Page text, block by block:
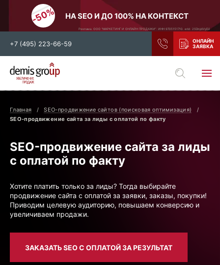
НА SEO И ДО 100% НА КОНТЕКСТ
Реклама. ООО "МАРКЕТИНГ И ОНЛАЙН ПРОДАЖИ". ИНН 9705151710. erid: 2SDnjdiVyD2
+7 (495) 223-66-59
Выберите свой город
Нижний Новгород
Тамбов
Новосибирск
Екатеринбург
Самара
Главная
SEO-продвижение сайтов (поисковая оптимизация)
SEO-продвижение сайта за лиды с оплатой по факту
SEO-продвижение сайта за лиды
с оплатой по факту
Хотите платить только за лиды? Тогда выбирайте
продвижение сайта с оплатой за заявки, заказы, покупки!
Приводим целевую аудиторию, повышаем конверсию и
увеличиваем продажи.
ЗАКАЗАТЬ SEO С ОПЛАТОЙ ЗА РЕЗУЛЬТАТ